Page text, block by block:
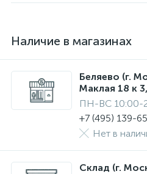
Наличие в магазинах
Беляево (г.
Маклая 18 к
ПН-ВС 10:00-
+7 (495) 139-
Нет в
Склад (г.